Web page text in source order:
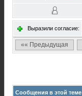
Выразили согласие:
«« Предыдущая
Сообщения в этой теме